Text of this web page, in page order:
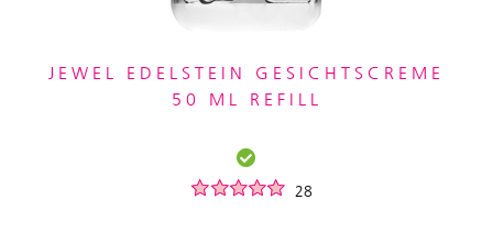
JEWEL EDELSTEIN GESICHTSCREME
50 ML REFILL
28